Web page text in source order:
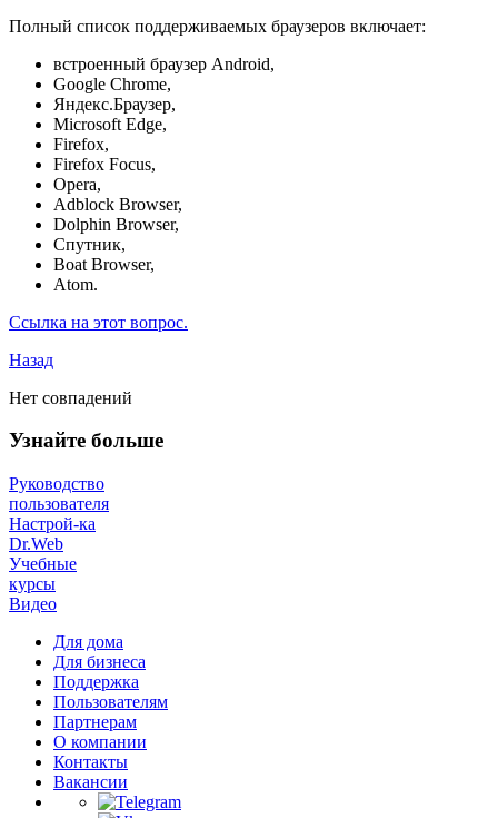
Полный список поддерживаемых браузеров включает:
встроенный браузер Android,
Google Chrome,
Яндекс.Браузер,
Microsoft Edge,
Firefox,
Firefox Focus,
Opera,
Adblock Browser,
Dolphin Browser,
Спутник,
Boat Browser,
Atom.
Ссылка на этот вопрос.
Назад
Нет совпадений
Узнайте больше
Руководство
пользователя
Настрой-ка
Dr.Web
Учебные
курсы
Видео
Для дома
Для бизнеса
Поддержка
Пользователям
Партнерам
О компании
Контакты
Вакансии